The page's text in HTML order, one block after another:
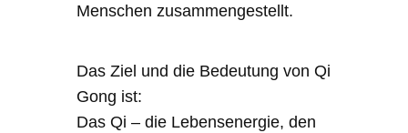
Menschen zusammengestellt.
Das Ziel und die Bedeutung von Qi
Gong ist:
Das Qi – die Lebensenergie, den